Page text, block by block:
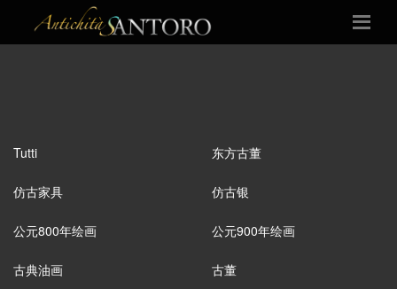
Tutti 东方古董
仿古家具 仿古银
公元800年绘画 公元900年绘画
古典油画 古董